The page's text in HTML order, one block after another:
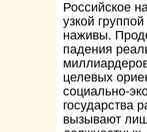
Российское
узкой
наживы.
падения
целевых
социально-
государства
вызывают